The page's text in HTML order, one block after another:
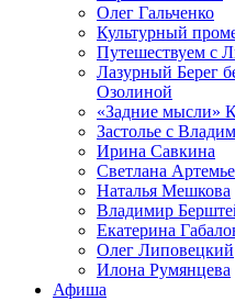
Олег Гальченко
Культурный
Путешествуем с
Лазурный Берег
Озолиной
«Задние мысли»
Застолье с
Ирина Савкина
Светлана
Наталья Мешкова
Владимир
Екатерина
Олег Липовецкий
Илона Румянцева
Афиша